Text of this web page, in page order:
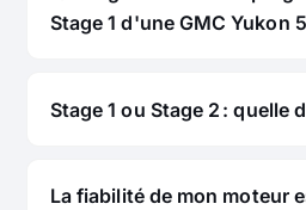
Stage 1 d'une GMC Yukon
Stage 1 ou Stage 2 : quelle
La fiabilité de mon moteur